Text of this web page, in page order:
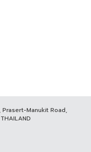
Prasert-Manukit Road,